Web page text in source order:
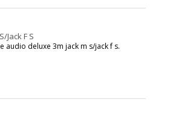
Jack F S
audio deluxe 3m jack m s/jack f s.